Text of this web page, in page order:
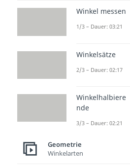
deinen
auch ein
Dann
allgemeine
Winkel messen
1/3 – Dauer: 03:21
Winkelsätze
2/3 – Dauer: 02:17
Winkelhalbiere
nde
3/3 – Dauer: 02:21
Geometrie
Winkelarten